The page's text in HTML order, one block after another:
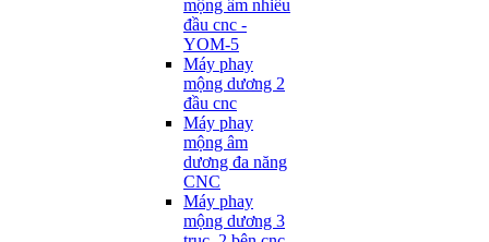
mộng âm nhiều
đầu cnc -
YOM-5
Máy phay
mộng dương 2
đầu cnc
Máy phay
mộng âm
dương đa năng
CNC
Máy phay
mộng dương 3